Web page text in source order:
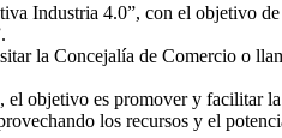
Industria 4.0”, con el objetivo
la Concejalía de Comercio o
el objetivo es promover y facilitar
los recursos y el